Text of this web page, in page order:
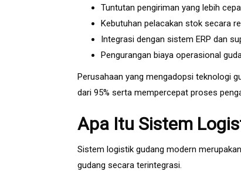
Tuntutan pengiriman yang lebih
Kebutuhan pelacakan stok secara
Integrasi dengan sistem ERP dan
Pengurangan biaya operasional
Perusahaan yang mengadopsi teknologi
dari 95% serta mempercepat proses
Apa Itu Sistem
Sistem logistik gudang modern
gudang secara terintegrasi.